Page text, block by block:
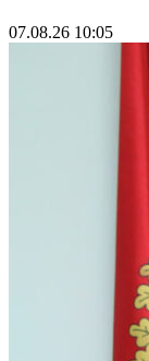
07.08.26 10:05